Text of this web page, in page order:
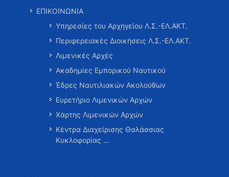
ΕΠΙΚΟΙΝΩΝΙΑ
Υπηρεσίες του Αρχηγείου Λ.Σ.-ΕΛ.ΑΚΤ.
Περιφερειακές Διοικήσεις Λ.Σ.-ΕΛ.ΑΚΤ.
Λιμενικές Αρχές
Ακαδημίες Εμπορικού Ναυτικού
Έδρες Ναυτιλιακών Ακολούθων
Ευρετήριο Λιμενικών Αρχών
Χάρτης Λιμενικών Αρχών
Κέντρα Διαχείρισης Θαλάσσιας
Κυκλοφορίας …